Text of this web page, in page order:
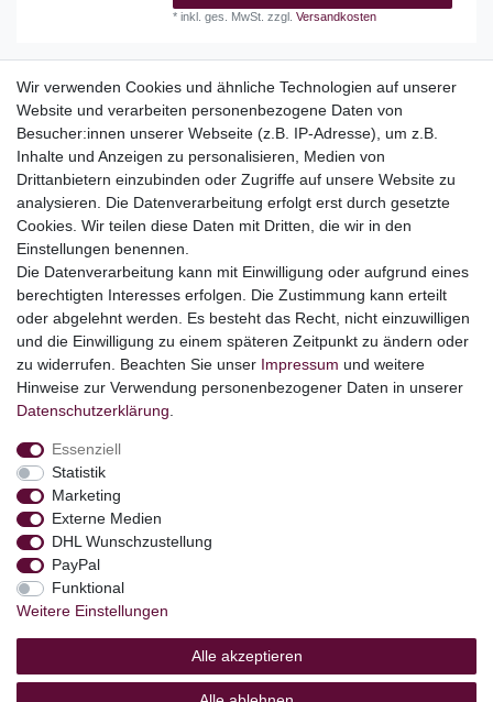
*inkl. ges. MwSt. zzgl.Versandkosten
Top Kategorien
Adventskalender
Geschenke
Booklets
Themen
Ostern
Angebote
stark reduzierte B-Ware
Kundenservice
Versand & Lieferung
Impressum
Barrierefreiheitserklärung
Vertrag widerrufen
Wir verwenden Cookies und ähnliche Technologien auf unserer
Website und verarbeiten personenbezogene Daten von
Besucher:innen unserer Webseite (z.B. IP-Adresse), um z.B.
Inhalte und Anzeigen zu personalisieren, Medien von
Drittanbietern einzubinden oder Zugriffe auf unsere Website zu
analysieren. Die Datenverarbeitung erfolgt erst durch gesetzte
Cookies. Wir teilen diese Daten mit Dritten, die wir in den
Einstellungen benennen.
Die Datenverarbeitung kann mit Einwilligung oder aufgrund eines
berechtigten Interesses erfolgen. Die Zustimmung kann erteilt
oder abgelehnt werden. Es besteht das Recht, nicht einzuwilligen
und die Einwilligung zu einem späteren Zeitpunkt zu ändern oder
zu widerrufen. Beachten Sie unser Impressum und weitere
Hinweise zur Verwendung personenbezogener Daten in unserer
Daten­schutz­erklärung
Essenziell
Statistik
Marketing
Externe Medien
DHL Wunschzustellung
PayPal
Funktional
Weitere Einstellungen
Alle akzeptieren